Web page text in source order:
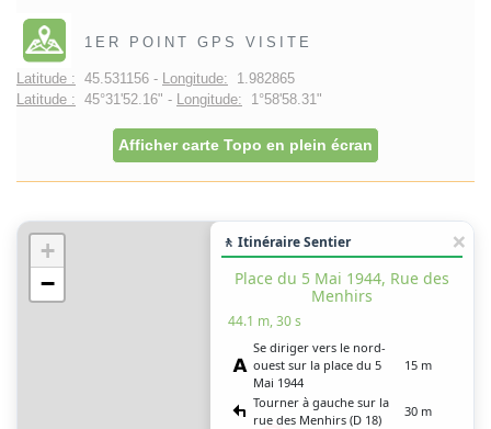
1ER POINT GPS VISITE
Latitude : 45.531156 - Longitude: 1.982865
Latitude : 45°31'52.16" - Longitude: 1°58'58.31"
Afficher carte Topo en plein écran
+
−
🚶 Itinéraire Sentier
Place du 5 Mai 1944, Rue des
Menhirs
44.1 m, 30 s
Se diriger vers le nord-
ouest sur la place du 5
Mai 1944
15 m
Tourner à gauche sur la
rue des Menhirs (D 18)
30 m